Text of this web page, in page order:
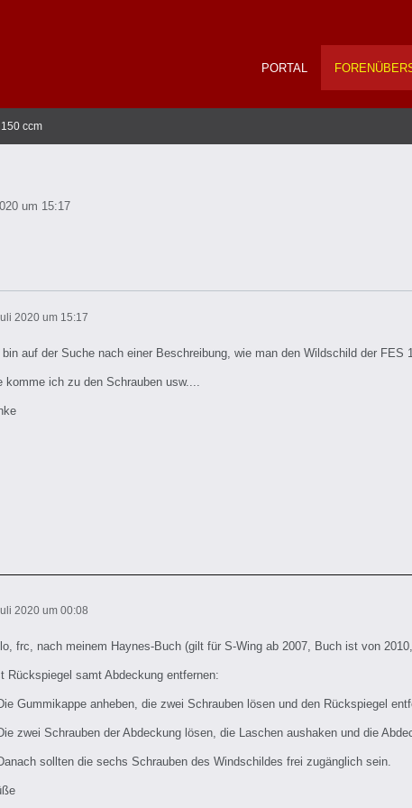
PORTAL
ccm
um 15:17
2020 um 15:17
bin auf der Suche nach einer Beschreibung, wie man den Wildschild der FES
komme ich zu den Schrauben usw....
2020 um 00:08
frc, nach meinem Haynes-Buch (gilt für S-Wing ab 2007, Buch ist von
Rückspiegel samt Abdeckung entfernen:
Gummikappe anheben, die zwei Schrauben lösen und den Rückspiegel
zwei Schrauben der Abdeckung lösen, die Laschen aushaken und die
sollten die sechs Schrauben des Windschildes frei zugänglich sein.